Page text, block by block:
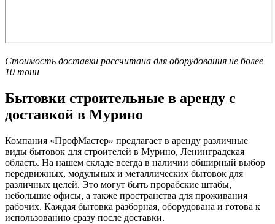
Стоимость доставки рассчитана для оборудования не более
10 тонн
Бытовки строительные в аренду с
доставкой в Мурино
Компания «ПрофМастер» предлагает в аренду различные
виды бытовок для строителей в Мурино, Ленинградская
область. На нашем складе всегда в наличии обширный выбор
передвижных, модульных и металлических бытовок для
различных целей. Это могут быть прорабские штабы,
небольшие офисы, а также пространства для проживания
рабочих. Каждая бытовка разборная, оборудована и готова к
использованию сразу после доставки.